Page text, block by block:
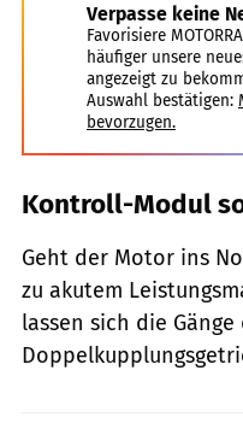
Verpasse keine
Favorisiere
häufiger unsere
angezeigt zu
Auswahl bestätigen:
bevorzugen.
Kontroll-Modul
Geht der Motor ins
zu akutem
lassen sich die Gänge